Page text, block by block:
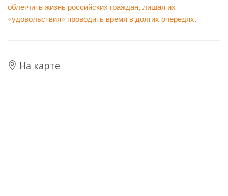
облегчить жизнь российских граждан, лишая их
«удовольствия» проводить время в долгих очередях.
На карте